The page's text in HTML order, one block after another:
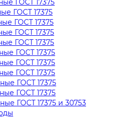
ГОСТ 17375
ГОСТ 17375
ГОСТ 17375
ГОСТ 17375
ГОСТ 17375
ГОСТ 17375
ГОСТ 17375
ГОСТ 17375
ГОСТ 17375
ГОСТ 17375
ГОСТ 17375 и 30753